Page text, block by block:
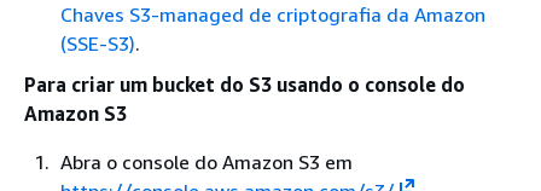
Chaves S3-managed de criptografia da Amazon
(SSE-S3).
Para criar um bucket do S3 usando o console do
Amazon S3
Abra o console do Amazon S3 em